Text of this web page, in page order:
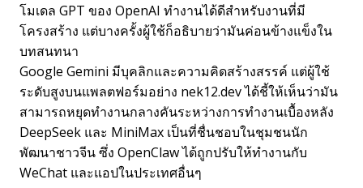
โมเดล GPT ของ OpenAI ทำงานได้ดีสำหรับงานที่มี
โครงสร้าง แต่บางครั้งผู้ใช้ก็อธิบายว่ามันค่อนข้างแข็งใน
บทสนทนา
Google Gemini มีบุคลิกและความคิดสร้างสรรค์ แต่ผู้ใช้
ระดับสูงบนแพลตฟอร์มอย่าง nek12.dev ได้ชี้ให้เห็นว่ามัน
สามารถหยุดทำงานกลางคันระหว่างการทำงานเบื้องหลัง
DeepSeek และ MiniMax เป็นที่ชื่นชอบในชุมชนนัก
พัฒนาชาวจีน ซึ่ง OpenClaw ได้ถูกปรับให้ทำงานกับ
WeChat และแอปในประเทศอื่นๆ